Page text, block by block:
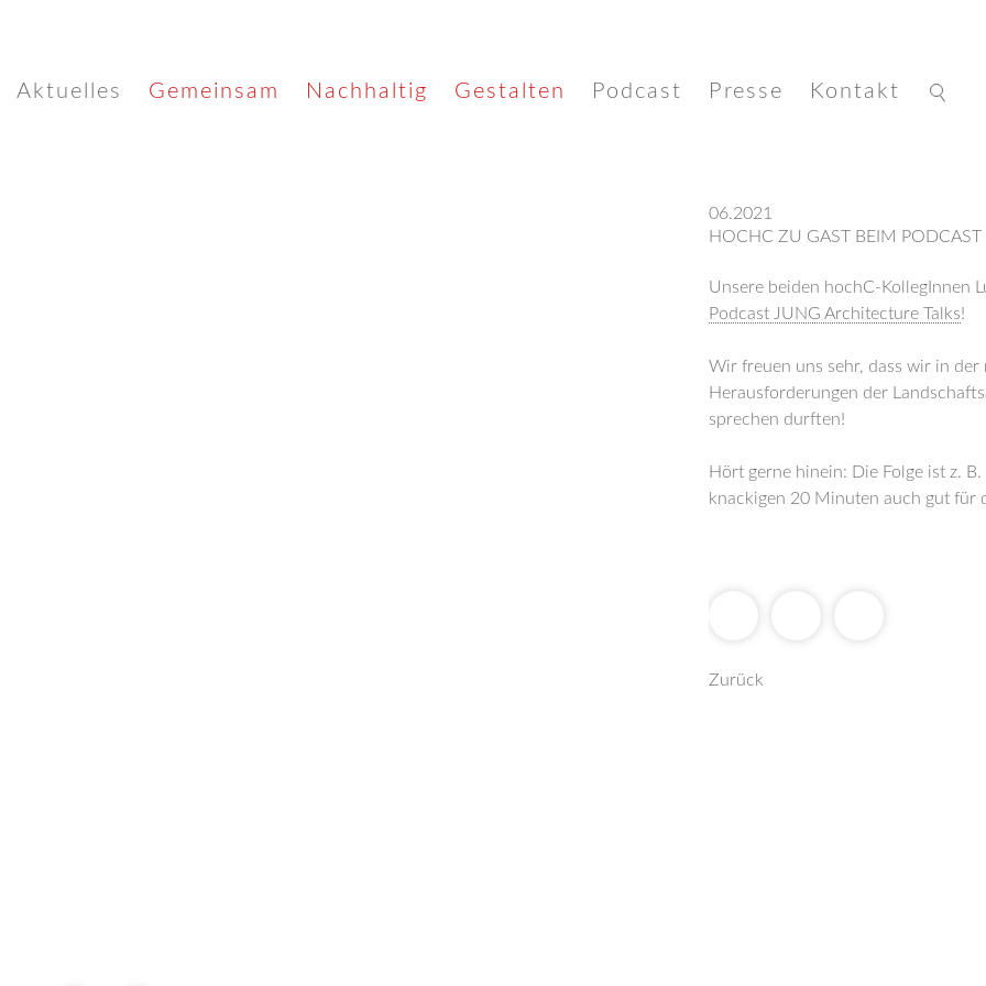
Aktuelles Gemeinsam Nachhaltig Gestalten Podcast Presse Kontakt '
06.2021
HOCHC ZU GAST BEIM PODCAST
Unsere beiden hochC-KollegInnen
Podcast JUNG Architecture Talks!
Wir freuen uns sehr, dass wir in der
Herausforderungen der
sprechen durften!
Hört gerne hinein: Die Folge ist z. B.
knackigen 20 Minuten auch gut für
Zurück